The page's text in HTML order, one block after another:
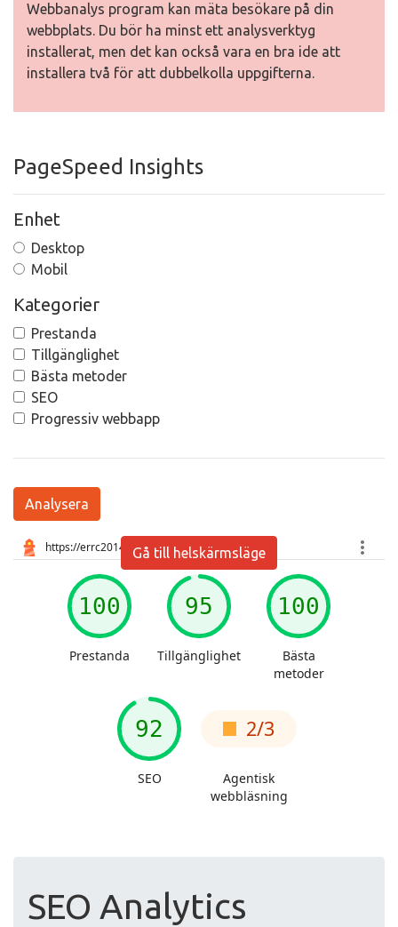
Webbanalys program kan mäta besökare på din
webbplats. Du bör ha minst ett analysverktyg
installerat, men det kan också vara en bra ide att
installera två för att dubbelkolla uppgifterna.
PageSpeed Insights
Enhet
Desktop
Mobil
Kategorier
Prestanda
Tillgänglighet
Bästa metoder
SEO
Progressiv webbapp
Analysera
Gå till helskärmsläge
SEO Analytics